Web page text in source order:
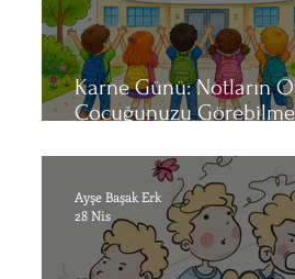
Karne Günü: Notların
Çocuğunuzu
Ayşe Başak Erk
28 Nis